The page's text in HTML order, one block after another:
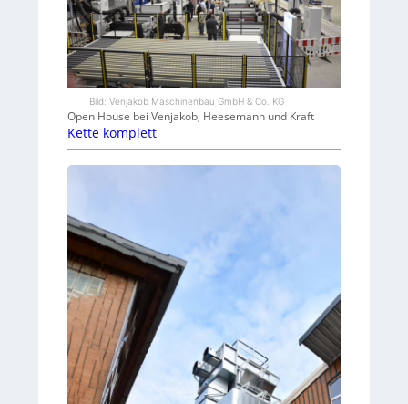
Bild: Venjakob Maschinenbau GmbH & Co. KG
Open House bei Venjakob, Heesemann und Kraft
Kette komplett